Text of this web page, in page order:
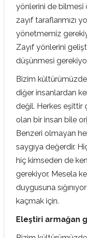
yönlerini de bilmesi
zayıf taraflarımızı
yönetmemiz
Zayıf yönlerini
düşünmesi
Bizim
diğer insanlardan
değil. Herkes eşittir
olan bir insan bile
Benzeri olmayan
saygıya değerdir.
hiç kimseden de
gerekiyor. Mesela
duygusuna
kaçmak için.
Eleştiri armağan